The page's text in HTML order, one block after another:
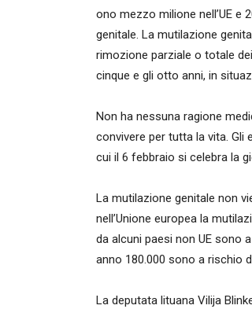
ono mezzo milione nell’UE e
genitale. La mutilazione
rimozione parziale o totale
cinque e gli otto anni, in
Non ha nessuna ragione
convivere per tutta la vita. Gli
cui il 6 febbraio si celebra la
La mutilazione genitale non
nell’Unione europea la
da alcuni paesi non UE sono
anno 180.000 sono a rischio
La deputata lituana Vilija